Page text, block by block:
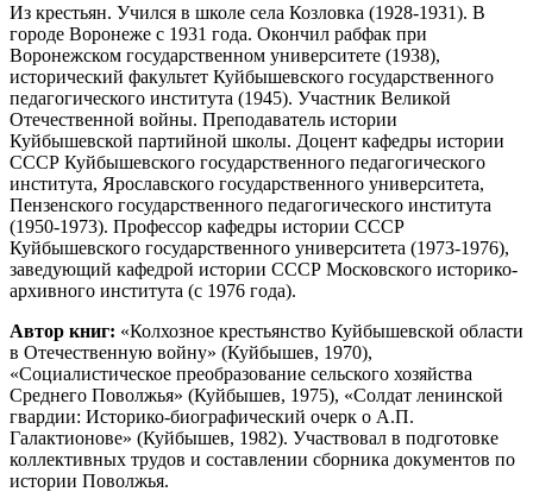
Из крестьян. Учился в школе села Козловка (1928-1931). В
городе Воронеже с 1931 года. Окончил рабфак при
Воронежском государственном университете (1938),
исторический факультет Куйбышевского государственного
педагогического института (1945). Участник Великой
Отечественной войны. Преподаватель истории
Куйбышевской партийной школы. Доцент кафедры истории
СССР Куйбышевского государственного педагогического
института, Ярославского государственного университета,
Пензенского государственного педагогического института
(1950-1973). Профессор кафедры истории СССР
Куйбышевского государственного университета (1973-1976),
заведующий кафедрой истории СССР Московского историко-
архивного института (с 1976 года).
Автор книг: «Колхозное крестьянство Куйбышевской области
в Отечественную войну» (Куйбышев, 1970),
«Социалистическое преобразование сельского хозяйства
Среднего Поволжья» (Куйбышев, 1975), «Солдат ленинской
гвардии: Историко-биографический очерк о А.П.
Галактионове» (Куйбышев, 1982). Участвовал в подготовке
коллективных трудов и составлении сборника документов по
истории Поволжья.